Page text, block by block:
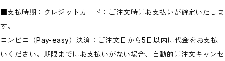
■支払時期：クレジットカード：ご注文時にお支払いが確定いたしま
す。
コンビニ（Pay-easy）決済：ご注文日から5日以内に代金をお支払
いください。期限までにお支払いがない場合、自動的に注文キャンセ